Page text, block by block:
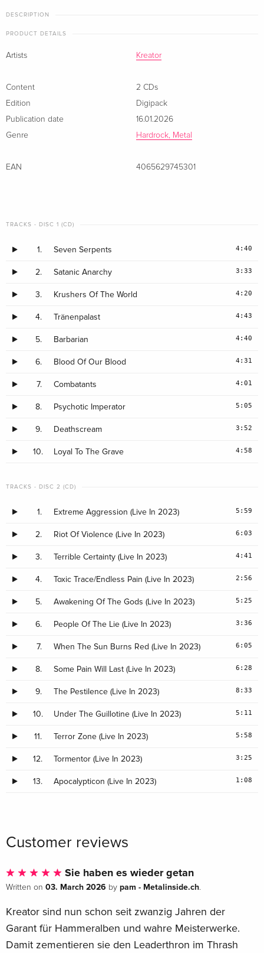
Boxset, Gold/Red ink-spot LP & Transparent
DESCRIPTION
PRODUCT DETAILS
Artists Kreator
Content
2 CDs
Edition
Digipack
Publication date
16.01.2026
Genre
Hardrock, Metal
EAN 4065629745301
TRACKS - DISC 1 (CD)
1. Seven Serpents 4:40
2. Satanic Anarchy 3:33
3. Krushers Of The World 4:20
4. Tränenpalast 4:43
5. Barbarian 4:40
6. Blood Of Our Blood 4:31
7. Combatants 4:01
8. Psychotic Imperator 5:05
9. Deathscream 3:52
10. Loyal To The Grave 4:58
TRACKS - DISC 2 (CD)
1. Extreme Aggression (Live In 2023) 5:59
2. Riot Of Violence (Live In 2023) 6:03
3. Terrible Certainty (Live In 2023) 4:41
4. Toxic Trace/Endless Pain (Live In 2023) 2:56
5. Awakening Of The Gods (Live In 2023) 5:25
6. People Of The Lie (Live In 2023) 3:36
7. When The Sun Burns Red (Live In 2023) 6:05
8. Some Pain Will Last (Live In 2023) 6:28
9. The Pestilence (Live In 2023) 8:33
10. Under The Guillotine (Live In 2023) 5:11
11. Terror Zone (Live In 2023) 5:58
12. Tormentor (Live In 2023) 3:25
13. Apocalypticon (Live In 2023) 1:08
Customer reviews
Sie haben es wieder getan
Written on 03. March 2026 by pam - Metalinside.ch.
Kreator sind nun schon seit zwanzig Jahren der
Garant für Hammeralben und wahre Meisterwerke.
Damit zementieren sie den Leaderthron im Thrash